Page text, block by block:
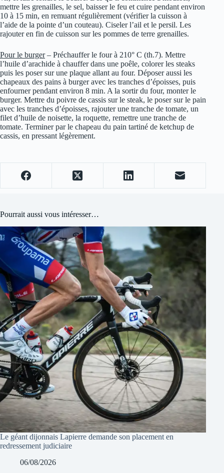
mettre les grenailles, le sel, baisser le feu et cuire pendant environ
10 à 15 min, en remuant régulièrement (vérifier la cuisson à
l’aide de la pointe d’un couteau). Ciseler l’ail et le persil. Les
rajouter en fin de cuisson sur les pommes de terre grenailles.
Pour le burger– Préchauffer le four à 210° C (th.7). Mettre
l’huile d’arachide à chauffer dans une poêle, colorer les steaks
puis les poser sur une plaque allant au four. Déposer aussi les
chapeaux des pains à burger avec les tranches d’époisses, puis
enfourner pendant environ 8 min. A la sortir du four, monter le
burger. Mettre du poivre de cassis sur le steak, le poser sur le pain
avec les tranches d’époisses, rajouter une tranche de tomate, un
filet d’huile de noisette, la roquette, remettre une tranche de
tomate. Terminer par le chapeau du pain tartiné de ketchup de
cassis, en pressant légèrement.
Pourrait aussi vous intéresser…
Le géant dijonnais Lapierre demande son placement en
redressement judiciaire
06/08/2026